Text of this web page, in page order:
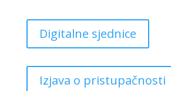
Digitalne sjednice
Izjava o pristupačnosti